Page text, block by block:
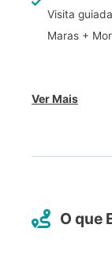
Visita
Maras +
Ver Mais
O que